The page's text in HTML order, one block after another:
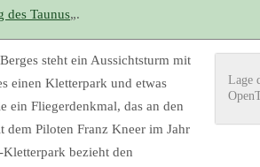
des Taunus„.
Lage
steht ein Aussichtsturm mit
einen Kletterpark und etwas
ein Fliegerdenkmal, das an den
dem Piloten Franz Kneer im Jahr
bezieht den